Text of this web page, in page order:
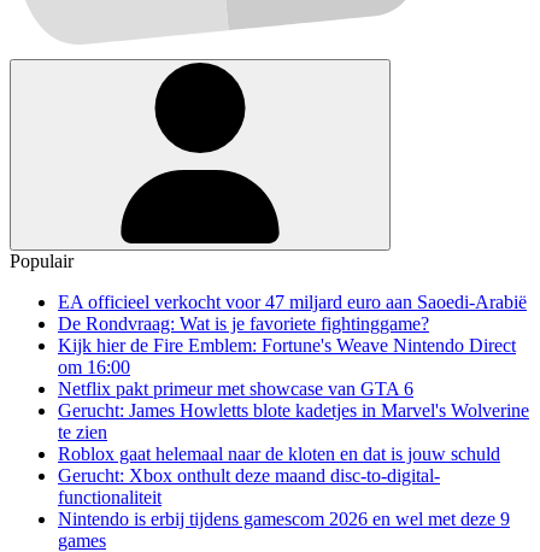
Populair
EA officieel verkocht voor 47 miljard euro aan Saoedi-Arabië
De Rondvraag: Wat is je favoriete fightinggame?
Kijk hier de Fire Emblem: Fortune's Weave Nintendo Direct
om 16:00
Netflix pakt primeur met showcase van GTA 6
Gerucht: James Howletts blote kadetjes in Marvel's Wolverine
te zien
Roblox gaat helemaal naar de kloten en dat is jouw schuld
Gerucht: Xbox onthult deze maand disc-to-digital-
functionaliteit
Nintendo is erbij tijdens gamescom 2026 en wel met deze 9
games